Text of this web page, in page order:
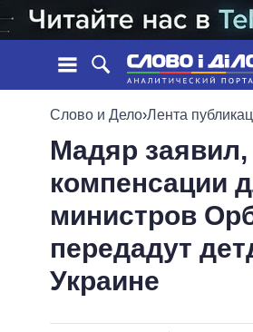
НОВОСТИ
ЛЕНТА
СОБЫТИЯ
СТАТЬИ
ОБЗОРЫ
ДАЙДЖЕСТЫ
МИР
ОБЕЩАНИЯ
ПОЛИТИКИ
ВСЕ ПОЛИТИКИ
ПРЕЗИДЕНТ И ОФИС
ВЕРХОВНАЯ РАДА
ИНФОГРАФИКА
Слово и Дело›Лента
Мадяр заявил,
компенсации
министров
передадут
Украине